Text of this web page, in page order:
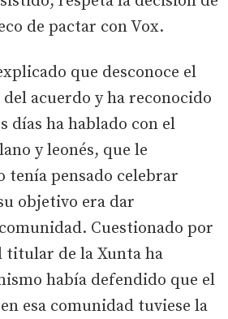
de pactar con Vox.
que desconoce el
acuerdo y ha reconocido
días ha hablado con el
y leonés, que le
tenía pensado celebrar
objetivo era dar
Cuestionado por
titular de la Xunta ha
había defendido que el
esa comunidad tuviese la